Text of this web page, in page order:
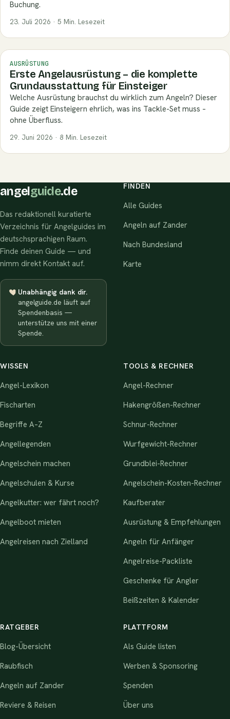
Buchung.
23. Juli 2026 · 5 Min. Lesezeit
AUSRÜSTUNG
Erste Angelausrüstung – die komplette
Grundausstattung für Einsteiger
Welche Ausrüstung brauchst du wirklich zum Angeln? Dieser
Guide zeigt Einsteigern ehrlich, was ins Tackle-Set muss –
ohne Überfluss.
29. Juni 2026 · 8 Min. Lesezeit
angel guide.de
Das redaktionell kuratierte
Verzeichnis für Angelguides im
deutschsprachigen Raum.
Finde deinen Guide — und
nimm direkt Kontakt auf.
Unabhängig dank dir.
angelguide.de läuft auf
Spendenbasis —
unterstütze uns mit einer
Spende.
FINDEN
Alle Guides
Angeln auf Zander
Nach Bundesland
Karte
WISSEN
Angel-Lexikon
Fischarten
Begriffe A–Z
Angellegenden
Angelschein machen
Angelschulen & Kurse
Angelkutter: wer fährt noch?
Angelboot mieten
Angelreisen nach Zielland
TOOLS & RECHNER
Angel-Rechner
Hakengrößen-Rechner
Schnur-Rechner
Wurfgewicht-Rechner
Grundblei-Rechner
Angelschein-Kosten-Rechner
Kaufberater
Ausrüstung & Empfehlungen
Angeln für Anfänger
Angelreise-Packliste
Geschenke für Angler
Beißzeiten & Kalender
RATGEBER
Blog-Übersicht
Raubfisch
Angeln auf Zander
Reviere & Reisen
PLATTFORM
Als Guide listen
Werben & Sponsoring
Spenden
Über uns